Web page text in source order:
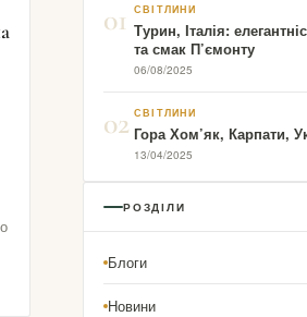
01 СВІТЛИНИ
Турин, Італія:
та смак П’ємонту
06/08/2025
02 СВІТЛИНИ
Гора Хом’як, Карпати,
13/04/2025
РОЗДІЛИ
Блоги
Новини